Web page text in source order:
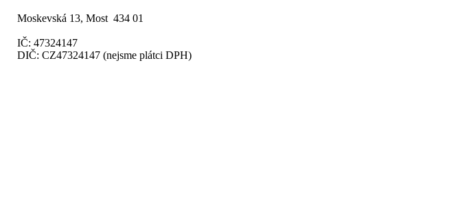
Moskevská 13, Most 434 01
IČ: 47324147
DIČ: CZ47324147 (nejsme plátci DPH)